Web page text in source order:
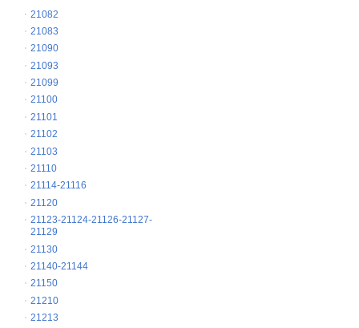
21082
21083
21090
21093
21099
21100
21101
21102
21103
21110
21114-21116
21120
21123-21124-21126-21127-
21129
21130
21140-21144
21150
21210
21213